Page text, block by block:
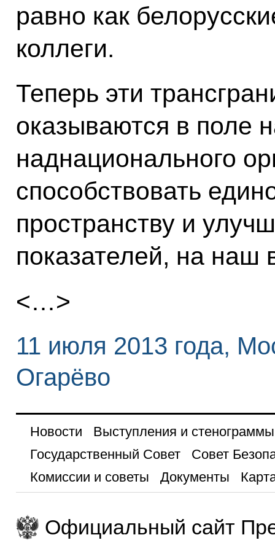
равно как
коллеги.
Теперь эти
оказываются в поле
наднационального
способствовать
пространству и
показателей, на наш
<…>
11 июля 2013 года,
Огарёво
Новости
Выступления и стенограммы
Государственный Совет
Совет
Комиссии и советы
Документы
Официальный сайт